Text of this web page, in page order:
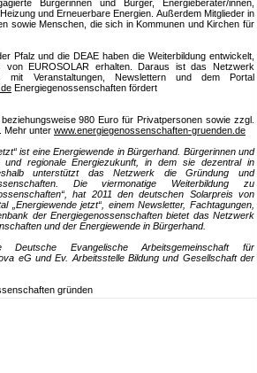
Bürgerinnen und Bürger, Energieberater/innen,
und Erneuerbare Energien. Außerdem Mitglieder in
sowie Menschen, die sich in Kommunen und Kirchen für
Pfalz und die DEAE haben die Weiterbildung entwickelt,
EUROSOLAR erhalten. Daraus ist das Netzwerk
mit Veranstaltungen, Newslettern und dem Portal
Energiegenossenschaften fördert
980 Euro für Privatpersonen sowie zzgl.
Mehr unter www.energiegenossenschaften-gruenden.de
ist eine Energiewende in Bürgerhand. Bürgerinnen und
regionale Energiezukunft, in dem sie dezentral in
unterstützt das Netzwerk die Gründung und
Die viermonatige Weiterbildung zu
hat 2011 den deutschen Solarpreis von
„Energiewende jetzt“, einem Newsletter, Fachtagungen,
der Energiegenossenschaften bietet das Netzwerk
und der Energiewende in Bürgerhand.
Evangelische Arbeitsgemeinschaft für
eG und Ev. Arbeitsstelle Bildung und Gesellschaft der
gründen